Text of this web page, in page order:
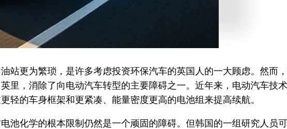
站更为繁琐，是许多考虑投资环保汽车的英国人的一大顾虑。然而
里，消除了向电动汽车转型的主要障碍之一。近年来，电动汽车技
轻的车身框架和更紧凑、能量密度更高的电池组来提高续航。
池化学的根本限制仍然是一个顽固的障碍。但韩国的一组研究人员